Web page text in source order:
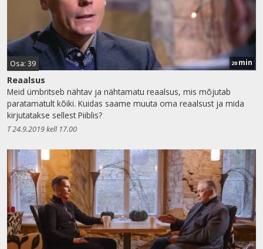
Osa: 39 20 min
Reaalsus
Meid ümbritseb nähtav ja nähtamatu reaalsus, mis mõjutab
paratamatult kõiki. Kuidas saame muuta oma reaalsust ja mida
kirjutatakse sellest Piiblis?
T 24.9.2019 kell 17.00